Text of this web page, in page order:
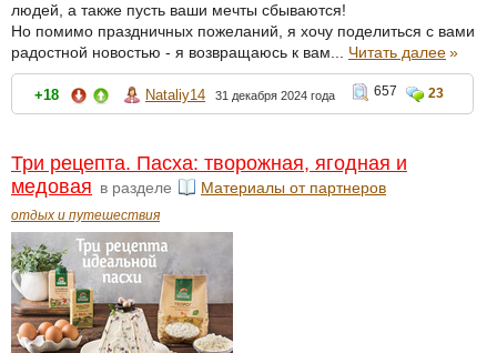
людей, а также пусть ваши мечты сбываются!
Но помимо праздничных пожеланий, я хочу поделиться с вами
радостной новостью - я возвращаюсь к вам... Читать далее»
+18 Nataliy14 31 декабря 2024 года 657 23
Три рецепта. Пасха: творожная, ягодная и
медовая в разделе Материалы от партнеров
отдых и путешествия